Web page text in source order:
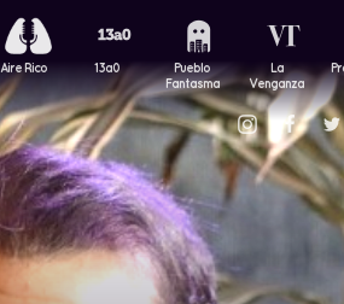
Aire Rico 13a0
Pueblo
Fantasma
La
Venganza